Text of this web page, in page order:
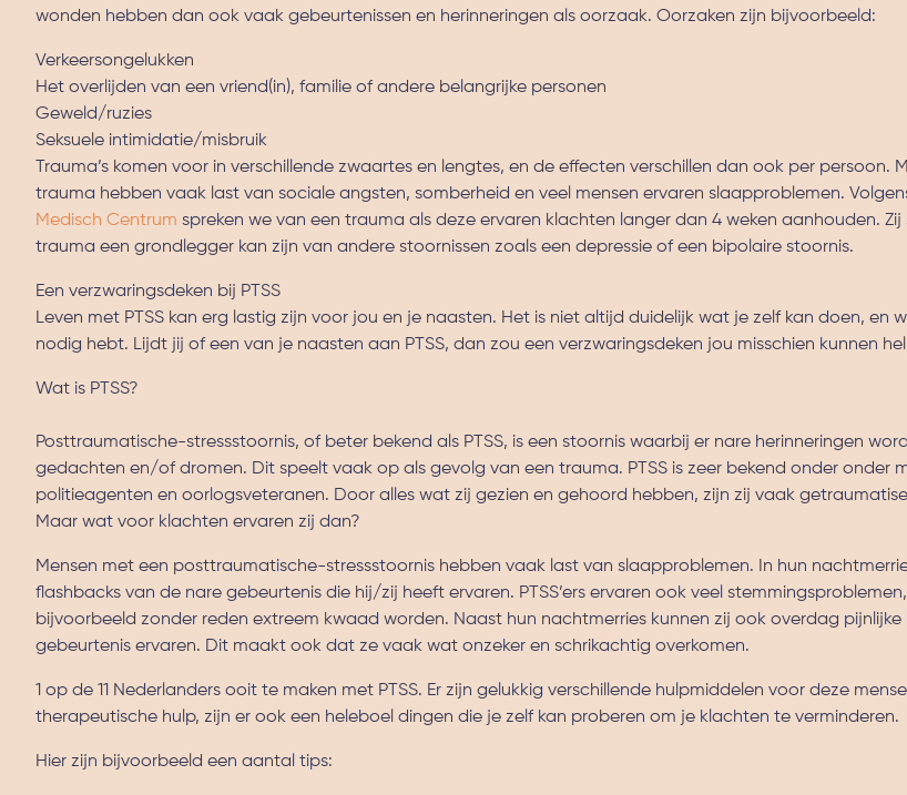
wonden hebben dan ook vaak gebeurtenissen en herinneringen als oorzaak. Oorzaken zijn bijvoorbeeld:
Verkeersongelukken
Het overlijden van een vriend(in), familie of andere belangrijke personen
Geweld/ruzies
Seksuele intimidatie/misbruik
Trauma’s komen voor in verschillende zwaartes en lengtes, en de effecten verschillen dan ook per persoon.
trauma hebben vaak last van sociale angsten, somberheid en veel mensen ervaren slaapproblemen.
Medisch Centrum spreken we van een trauma als deze ervaren klachten langer dan 4 weken aanhouden.
trauma een grondlegger kan zijn van andere stoornissen zoals een depressie of een bipolaire stoornis.
Een verzwaringsdeken bij PTSS
Leven met PTSS kan erg lastig zijn voor jou en je naasten. Het is niet altijd duidelijk wat je zelf kan doen, en
nodig hebt. Lijdt jij of een van je naasten aan PTSS, dan zou een verzwaringsdeken jou misschien kunnen
Wat is PTSS?
Posttraumatische-stressstoornis, of beter bekend als PTSS, is een stoornis waarbij er nare herinneringen
gedachten en/of dromen. Dit speelt vaak op als gevolg van een trauma. PTSS is zeer bekend onder onder
politieagenten en oorlogsveteranen. Door alles wat zij gezien en gehoord hebben, zijn zij vaak
Maar wat voor klachten ervaren zij dan?
Mensen met een posttraumatische-stressstoornis hebben vaak last van slaapproblemen. In hun
flashbacks van de nare gebeurtenis die hij/zij heeft ervaren. PTSS’ers ervaren ook veel
bijvoorbeeld zonder reden extreem kwaad worden. Naast hun nachtmerries kunnen zij ook overdag pijnlijke
gebeurtenis ervaren. Dit maakt ook dat ze vaak wat onzeker en schrikachtig overkomen.
1 op de 11 Nederlanders ooit te maken met PTSS. Er zijn gelukkig verschillende hulpmiddelen voor deze
therapeutische hulp, zijn er ook een heleboel dingen die je zelf kan proberen om je klachten te verminderen.
Hier zijn bijvoorbeeld een aantal tips: